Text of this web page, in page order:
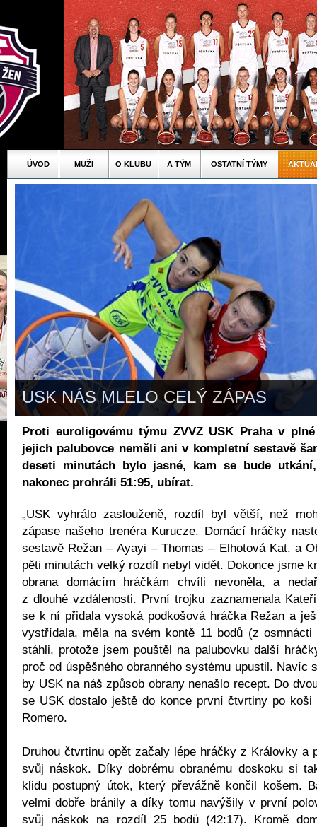
ÚVOD MUŽI O KLUBU A TÝM OSTATNÍ TÝMY
USK NÁS MLELO CELÝ ZÁPAS
Proti euroligovému týmu ZVVZ USK Praha v
jejich palubovce neměli ani v kompletní sestavě
deseti minutách bylo jasné, kam se bude
nakonec prohráli 51:95, ubírat.
„USK vyhrálo zaslouženě, rozdíl byl větší, než
zápase našeho trenéra Kurucze. Domácí hráčky
sestavě Režan – Ayayi – Thomas – Elhotová Kat. a
pěti minutách velký rozdíl nebyl vidět. Dokonce jsme
obrana domácím hráčkám chvíli nevoněla, a
z dlouhé vzdálenosti. První trojku zaznamenala
se k ní přidala vysoká podkošová hráčka Režan a
vystřídala, měla na svém kontě 11 bodů (z osmnácti
stáhli, protože jsem pouštěl na palubovku další
proč od úspěšného obranného systému upustil. Navíc
by USK na náš způsob obrany nenašlo recept. Do
se USK dostalo ještě do konce první čtvrtiny po
Romero.
Druhou čtvrtinu opět začaly lépe hráčky z Královky a
svůj náskok. Díky dobrému obranému doskoku si
klidu postupný útok, který převážně končil košem.
velmi dobře bránily a díky tomu navýšily v první
svůj náskok na rozdíl 25 bodů (42:17). Kromě